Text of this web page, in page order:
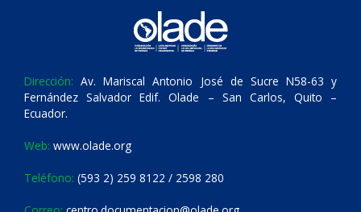
Dirección: Av. Mariscal Antonio José de Sucre N58-63 y
Fernández Salvador Edif. Olade – San Carlos, Quito –
Ecuador.
Web: www.olade.org
Teléfono: (593 2) 259 8122 / 2598 280